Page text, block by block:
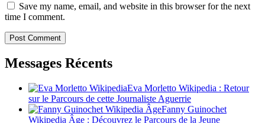
Save my name, email, and website in this browser for the next
time I comment.
Messages Récents
Eva Morletto Wikipedia : Retour
sur le Parcours de cette Journaliste Aguerrie
Fanny Guinochet
Wikipedia Âge : Découvrez le Parcours de la Jeune